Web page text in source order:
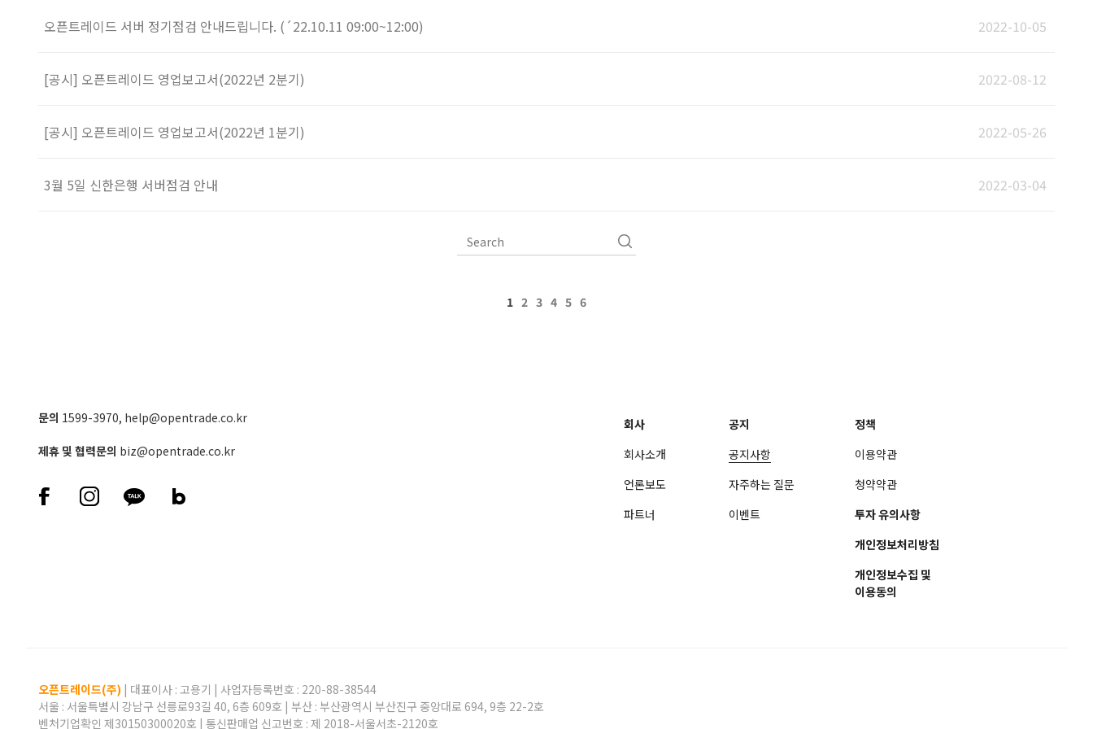
오픈트레이드 서버 정기점검 안내드립니다. (´22.10.11 09:00~12:00) 2022-10-05
[공시] 오픈트레이드 영업보고서(2022년 2분기) 2022-08-12
[공시] 오픈트레이드 영업보고서(2022년 1분기) 2022-05-26
3월 5일 신한은행 서버점검 안내 2022-03-04
1 2 3 4 5 6
문의 1599-3970, help@opentrade.co.kr
제휴 및 협력문의 biz@opentrade.co.kr
회사
회사소개
언론보도
파트너
공지
공지사항
자주하는 질문
이벤트
정책
이용약관
청약약관
투자 유의사항
개인정보처리방침
개인정보수집 및
이용동의
오픈트레이드(주) | 대표이사 : 고용기 | 사업자등록번호 : 220-88-38544
서울 : 서울특별시 강남구 선릉로93길 40, 6층 609호 | 부산 : 부산광역시 부산진구 중앙대로 694, 9층 22-2호
벤처기업확인 제30150300020호 | 통신판매업 신고번호 : 제 2018-서울서초-2120호